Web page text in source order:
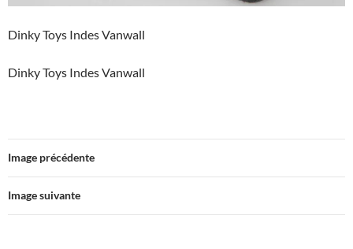
Dinky Toys Indes Vanwall
Dinky Toys Indes Vanwall
Image précédente
Image suivante